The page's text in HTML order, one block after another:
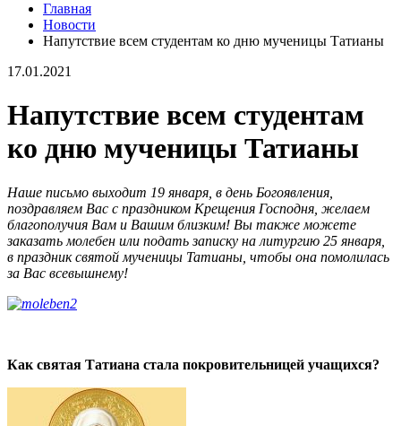
Главная
Новости
Напутствие всем студентам ко дню мученицы Татианы
17.01.2021
Напутствие всем студентам
ко дню мученицы Татианы
Наше письмо выходит 19 января, в день Богоявления,
поздравляем Вас с праздником Крещения Господня, желаем
благополучия Вам и Вашим близким! Вы также можете
заказать молебен или подать записку на литургию 25 января,
в праздник святой мученицы Татианы, чтобы она помолилась
за Вас всевышнему!
Как святая Татиана стала покровительницей учащихся?